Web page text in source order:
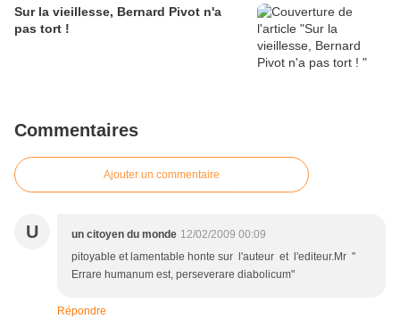
Sur la vieillesse, Bernard Pivot n'a
pas tort !
Commentaires
Ajouter un commentaire
U un citoyen du monde 12/02/2009 00:09
pitoyable et lamentable honte sur l'auteur et l'editeur.Mr "
Errare humanum est, perseverare diabolicum"
Répondre